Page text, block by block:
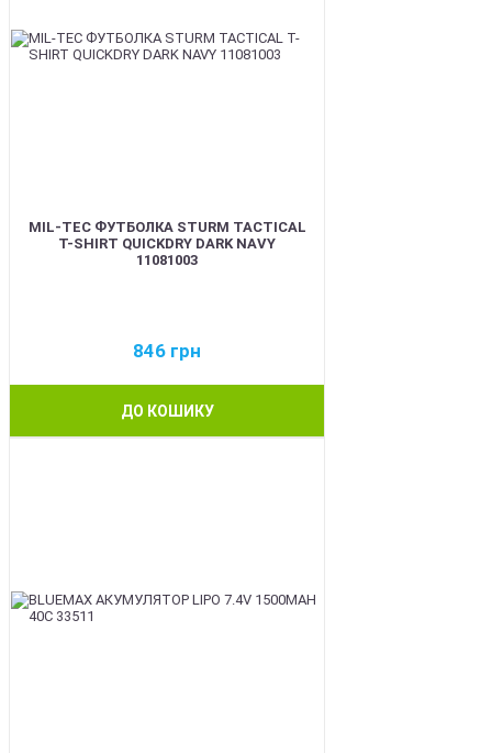
MIL-TEC ФУТБОЛКА STURM TACTICAL
T-SHIRT QUICKDRY DARK NAVY
11081003
846 грн
ДО КОШИКУ